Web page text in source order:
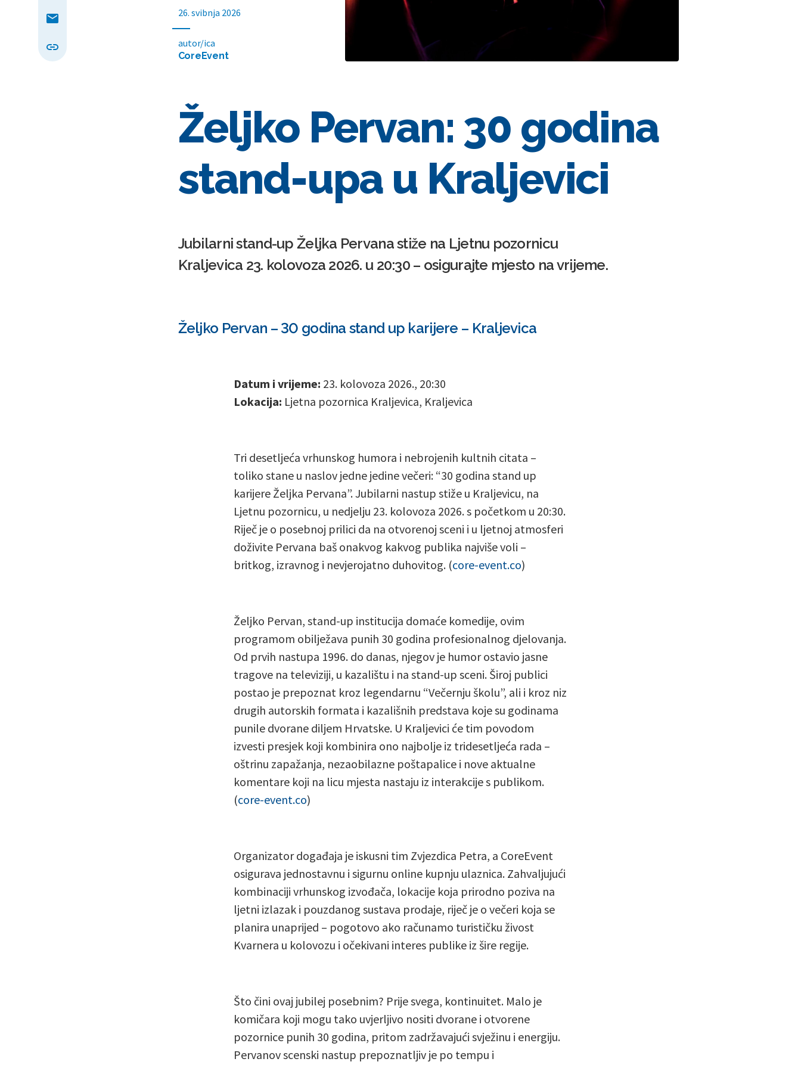
26. svibnja 2026
autor/ica
CoreEvent
Željko Pervan: 30 godina
stand-upa u Kraljevici
Jubilarni stand-up Željka Pervana stiže na Ljetnu pozornicu
Kraljevica 23. kolovoza 2026. u 20:30 – osigurajte mjesto na vrijeme.
Željko Pervan – 30 godina stand up karijere – Kraljevica
Datum i vrijeme: 23. kolovoza 2026., 20:30
Lokacija: Ljetna pozornica Kraljevica, Kraljevica
Tri desetljeća vrhunskog humora i nebrojenih kultnih citata –
toliko stane u naslov jedne jedine večeri: “30 godina stand up
karijere Željka Pervana”. Jubilarni nastup stiže u Kraljevicu, na
Ljetnu pozornicu, u nedjelju 23. kolovoza 2026. s početkom u 20:30.
Riječ je o posebnoj prilici da na otvorenoj sceni i u ljetnoj atmosferi
doživite Pervana baš onakvog kakvog publika najviše voli –
britkog, izravnog i nevjerojatno duhovitog. (core-event.co)
Željko Pervan, stand-up institucija domaće komedije, ovim
programom obilježava punih 30 godina profesionalnog djelovanja.
Od prvih nastupa 1996. do danas, njegov je humor ostavio jasne
tragove na televiziji, u kazalištu i na stand-up sceni. Široj publici
postao je prepoznat kroz legendarnu “Večernju školu”, ali i kroz niz
drugih autorskih formata i kazališnih predstava koje su godinama
punile dvorane diljem Hrvatske. U Kraljevici će tim povodom
izvesti presjek koji kombinira ono najbolje iz tridesetljeća rada –
oštrinu zapažanja, nezaobilazne poštapalice i nove aktualne
komentare koji na licu mjesta nastaju iz interakcije s publikom.
(core-event.co)
Organizator događaja je iskusni tim Zvjezdica Petra, a CoreEvent
osigurava jednostavnu i sigurnu online kupnju ulaznica. Zahvaljujući
kombinaciji vrhunskog izvođača, lokacije koja prirodno poziva na
ljetni izlazak i pouzdanog sustava prodaje, riječ je o večeri koja se
planira unaprijed – pogotovo ako računamo turističku živost
Kvarnera u kolovozu i očekivani interes publike iz šire regije.
Što čini ovaj jubilej posebnim? Prije svega, kontinuitet. Malo je
komičara koji mogu tako uvjerljivo nositi dvorane i otvorene
pozornice punih 30 godina, pritom zadržavajući svježinu i energiju.
Pervanov scenski nastup prepoznatljiv je po tempu i